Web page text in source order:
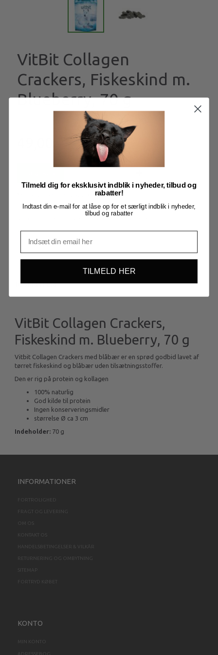
VitBit Collagen
Crackers, Fiskeskind m.
Blueberry, 70 g
VitBit Collagen Crackers, Fiskeskind m. Blueberry, 70 g
Mere information
BESKRIVELSE
VitBit Collagen Crackers,
Fiskeskind m. Blueberry, 70 g
Vitbit Collagen Crackers med blåbær er en sprød godbid lavet af
tørret fiskeskind og blåbær uden tilsætningsstoffer.
Den er rig på protein og kollagen
100% naturlig
God kilde til protein
Ingen konserveringsmidler
størrelse Ø ca 3 cm
Indeholder: 70 g
INFORMATIONER
FORTROLIGHED
FRAGT OG LEVERING
OM OS
KONTAKT OS
HANDELSBETINGELSER & VILKÅR
RETURNERING OG OMBYTNING
SITEMAP
FORTRYD KØBET
KONTO
MIN KONTO
ADRESSEBOG
Tilmeld dig for eksklusivt indblik i nyheder, tilbud og
rabatter!
Indtast din e-mail for at låse op for et særligt indblik i nyheder,
tilbud og rabatter
TILMELD HER